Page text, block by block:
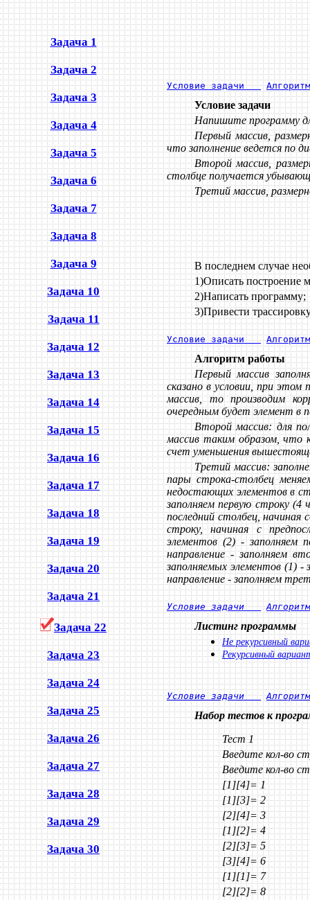
Задача 1
Задача 2
Задача 3
Задача 4
Задача 5
Задача 6
Задача 7
Задача 8
Задача 9
Задача 10
Задача 11
Задача 12
Задача 13
Задача 14
Задача 15
Задача 16
Задача 17
Задача 18
Задача 19
Задача 20
Задача 21
Задача 22
Задача 23
Задача 24
Задача 25
Задача 26
Задача 27
Задача 28
Задача 29
Задача 30
Условие задачи
Условие задачи
Напишите программу
Первый массив,
что заполнение ведется по
Второй массив,
столбце получается
Третий массив,
В последнем случае
1)Описать построение
2)Написать программу;
3)Привести
Условие задачи
Алгоритм работы
Первый массив
сказано в условии, при этом
массив, то производим
очередным будет элемент в
Второй массив: для
массив таким образом, что
счет уменьшения
Третий массив:
пары строка-столбец
недостающих элементов в
заполняем первую строку (4
последний столбец, начиная
строку, начиная с
элементов (2) - заполняем
направление - заполняем
заполняемых элементов (1) -
направление - заполняем
Условие задачи
Листинг программы
Не рекурсивный
Рекурсивный
Условие задачи
Набор тестов к
Тест 1
Введите кол-во
Введите кол-во
[1][4]= 1
[1][3]= 2
[2][4]= 3
[1][2]= 4
[2][3]= 5
[3][4]= 6
[1][1]= 7
[2][2]= 8